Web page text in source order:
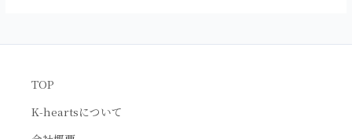
TOP
K-heartsについて